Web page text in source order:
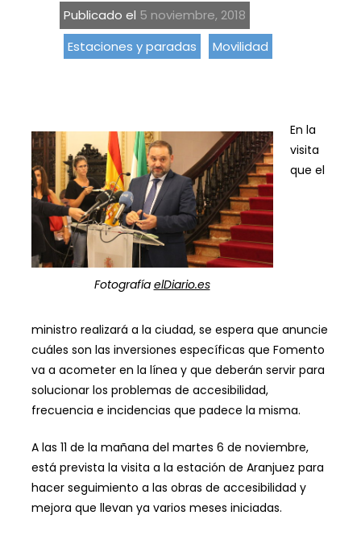
Publicado el 5 noviembre, 2018
Estaciones y paradas
Movilidad
Fotografía elDiario.es
En la
visita
que el
ministro realizará a la ciudad, se espera que anuncie
cuáles son las inversiones específicas que Fomento
va a acometer en la línea y que deberán servir para
solucionar los problemas de accesibilidad,
frecuencia e incidencias que padece la misma.
A las 11 de la mañana del martes 6 de noviembre,
está prevista la visita a la estación de Aranjuez para
hacer seguimiento a las obras de accesibilidad y
mejora que llevan ya varios meses iniciadas.